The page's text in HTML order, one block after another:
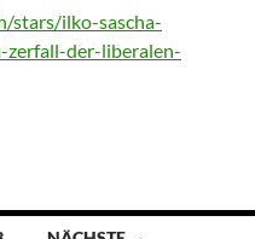
stars/ilko-sascha-
zerfall-der-liberalen-